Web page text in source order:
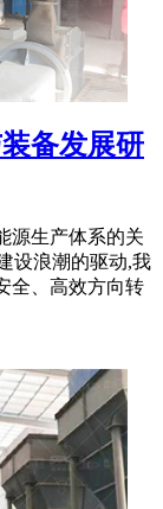
备发展研
源生产体系的关
设浪潮的驱动,我
全、高效方向转